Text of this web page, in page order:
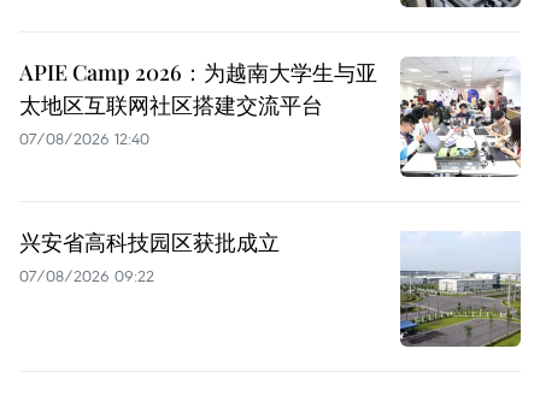
APIE Camp 2026：为越南大学生与亚
太地区互联网社区搭建交流平台
07/08/2026 12:40
兴安省高科技园区获批成立
07/08/2026 09:22